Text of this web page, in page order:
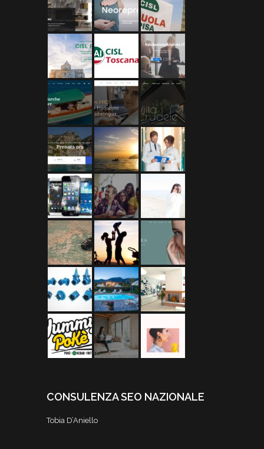
CONSULENZA SEO NAZIONALE
Tobia D’Aniello